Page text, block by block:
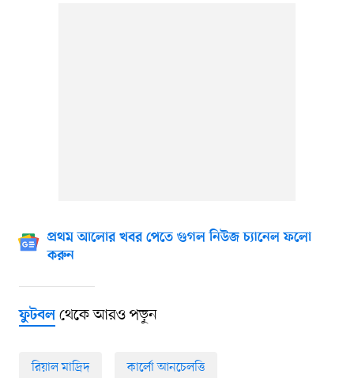
প্রথম আলোর খবর পেতে গুগল নিউজ চ্যানেল ফলো
করুন
ফুটবলথেকে আরও পড়ুন
রিয়াল মাদ্রিদ কার্লো আনচেলত্তি